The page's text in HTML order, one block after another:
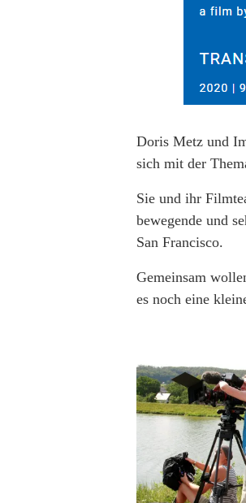
Doris Metz und
sich mit der
Sie und ihr
bewegende und
San Francisco.
Gemeinsam
es noch eine